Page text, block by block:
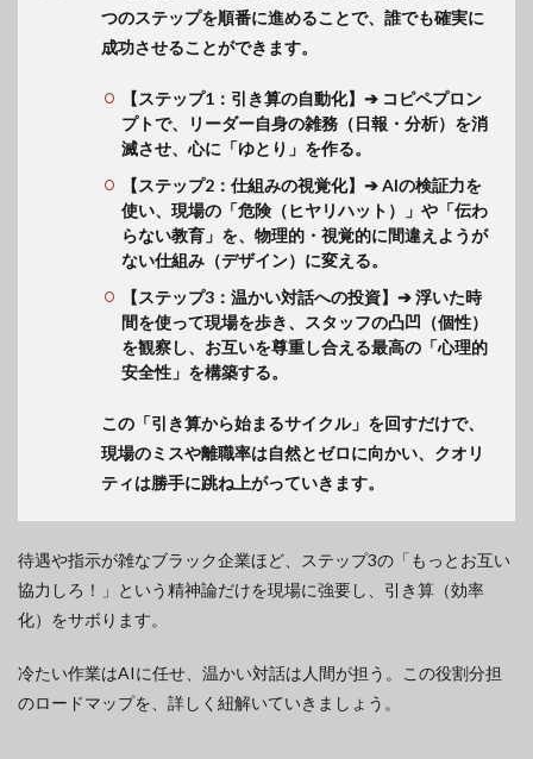
つのステップを順番に進めることで、誰でも確実に
成功させることができます。
【ステップ1：引き算の自動化】➔ コピペプロン
プトで、リーダー自身の雑務（日報・分析）を消
滅させ、心に「ゆとり」を作る。
【ステップ2：仕組みの視覚化】➔ AIの検証力を
使い、現場の「危険（ヒヤリハット）」や「伝わ
らない教育」を、物理的・視覚的に間違えようが
ない仕組み（デザイン）に変える。
【ステップ3：温かい対話への投資】➔ 浮いた時
間を使って現場を歩き、スタッフの凸凹（個性）
を観察し、お互いを尊重し合える最高の「心理的
安全性」を構築する。
この「引き算から始まるサイクル」を回すだけで、
現場のミスや離職率は自然とゼロに向かい、クオリ
ティは勝手に跳ね上がっていきます。
待遇や指示が雑なブラック企業ほど、ステップ3の「もっとお互い
協力しろ！」という精神論だけを現場に強要し、引き算（効率
化）をサボります。
冷たい作業はAIに任せ、温かい対話は人間が担う。この役割分担
のロードマップを、詳しく紐解いていきましょう。